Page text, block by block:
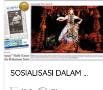
SOSIALISASI DALAM MASYARAKAT